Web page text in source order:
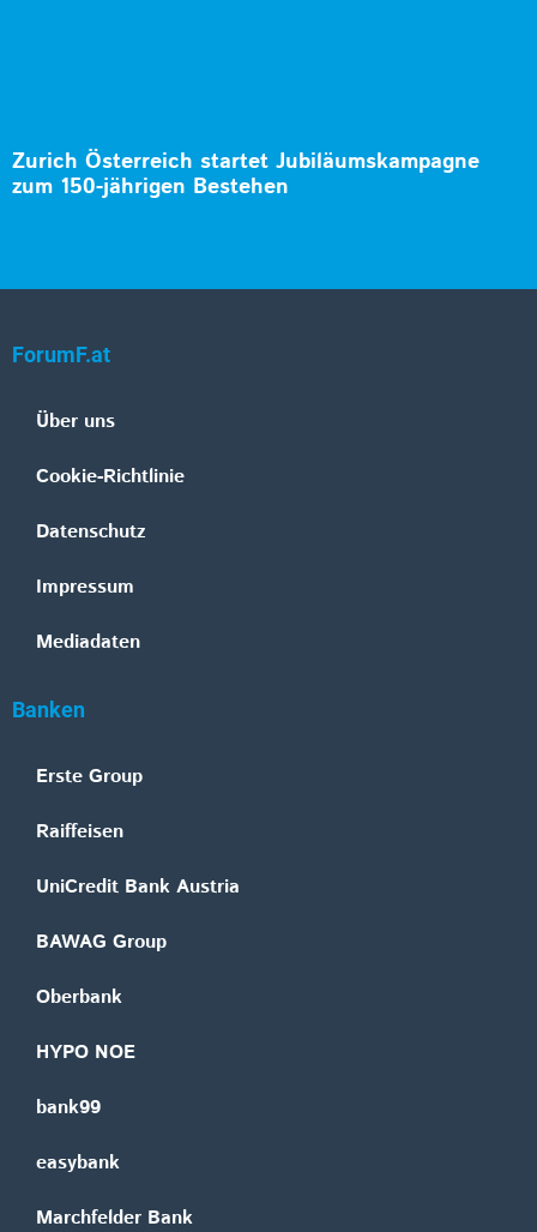
Zurich Österreich startet Jubiläumskampagne
zum 150-jährigen Bestehen
ForumF.at
Über uns
Cookie-Richtlinie
Datenschutz
Impressum
Mediadaten
Banken
Erste Group
Raiffeisen
UniCredit Bank Austria
BAWAG Group
Oberbank
HYPO NOE
bank99
easybank
Marchfelder Bank